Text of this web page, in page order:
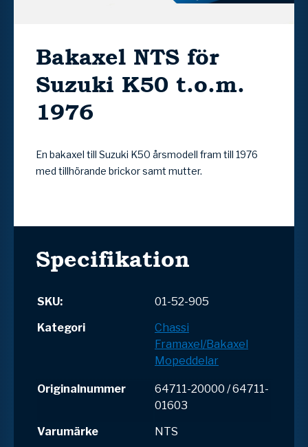
Bakaxel NTS för
Suzuki K50 t.o.m.
1976
En bakaxel till Suzuki K50 årsmodell fram till 1976
med tillhörande brickor samt mutter.
Specifikation
SKU:
01-52-905
Kategori
Chassi
Framaxel/Bakaxel
Mopeddelar
Originalnummer
64711-20000 / 64711-
01603
Varumärke
NTS